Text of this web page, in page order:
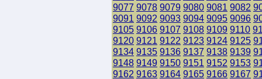
9077 9078 9079 9080 9081 9082
9091 9092 9093 9094 9095 9096
9105 9106 9107 9108 9109 9110
9120 9121 9122 9123 9124 9125
9134 9135 9136 9137 9138 9139
9148 9149 9150 9151 9152 9153
9162 9163 9164 9165 9166 9167